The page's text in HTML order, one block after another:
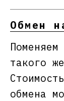
Обмен
такого
обмена